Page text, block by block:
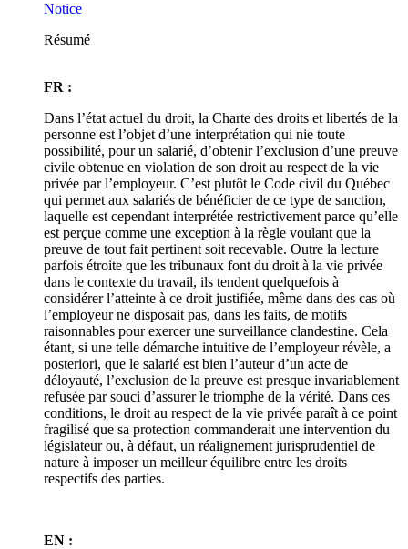
Notice
Résumé
FR :
Dans l’état actuel du droit, la Charte des droits et libertés de la
personne est l’objet d’une interprétation qui nie toute
possibilité, pour un salarié, d’obtenir l’exclusion d’une preuve
civile obtenue en violation de son droit au respect de la vie
privée par l’employeur. C’est plutôt le Code civil du Québec
qui permet aux salariés de bénéficier de ce type de sanction,
laquelle est cependant interprétée restrictivement parce qu’elle
est perçue comme une exception à la règle voulant que la
preuve de tout fait pertinent soit recevable. Outre la lecture
parfois étroite que les tribunaux font du droit à la vie privée
dans le contexte du travail, ils tendent quelquefois à
considérer l’atteinte à ce droit justifiée, même dans des cas où
l’employeur ne disposait pas, dans les faits, de motifs
raisonnables pour exercer une surveillance clandestine. Cela
étant, si une telle démarche intuitive de l’employeur révèle, a
posteriori, que le salarié est bien l’auteur d’un acte de
déloyauté, l’exclusion de la preuve est presque invariablement
refusée par souci d’assurer le triomphe de la vérité. Dans ces
conditions, le droit au respect de la vie privée paraît à ce point
fragilisé que sa protection commanderait une intervention du
législateur ou, à défaut, un réalignement jurisprudentiel de
nature à imposer un meilleur équilibre entre les droits
respectifs des parties.
EN :